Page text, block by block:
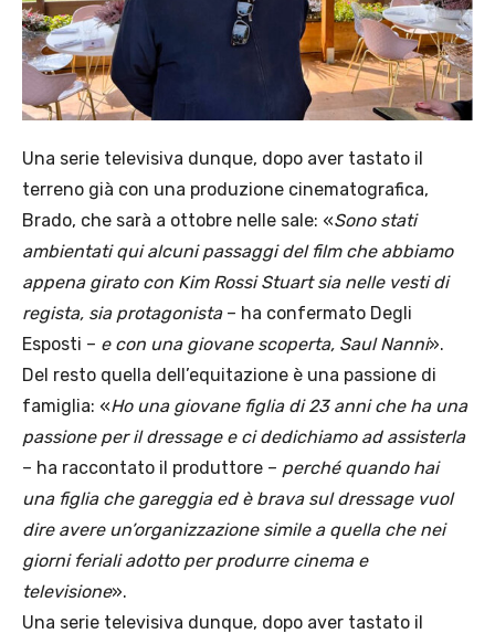
Una serie televisiva dunque, dopo aver tastato il
terreno già con una produzione cinematografica,
Brado, che sarà a ottobre nelle sale: «Sono stati
ambientati qui alcuni passaggi del film che abbiamo
appena girato con Kim Rossi Stuart sia nelle vesti di
regista, sia protagonista– ha confermato Degli
Esposti – e con una giovane scoperta, Saul Nanni».
Del resto quella dell’equitazione è una passione di
famiglia: «Ho una giovane figlia di 23 anni che ha una
passione per il dressage e ci dedichiamo ad assisterla
– ha raccontato il produttore – perché quando hai
una figlia che gareggia ed è brava sul dressage vuol
dire avere un’organizzazione simile a quella che nei
giorni feriali adotto per produrre cinema e
televisione».
Una serie televisiva dunque, dopo aver tastato il